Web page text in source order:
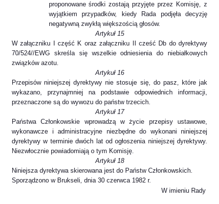
proponowane środki zostają przyjęte przez Komisję, z
wyjątkiem przypadków, kiedy Rada podjęła decyzję
negatywną zwykłą większością głosów.
Artykuł 15
W załączniku I część K oraz załączniku II cześć Db do dyrektywy
70/524//EWG skreśla się wszelkie odniesienia do niebiałkowych
związków azotu.
Artykuł 16
Przepisów niniejszej dyrektywy nie stosuje się, do pasz, które jak
wykazano, przynajmniej na podstawie odpowiednich informacji,
przeznaczone są do wywozu do państw trzecich.
Artykuł 17
Państwa Członkowskie wprowadzą w życie przepisy ustawowe,
wykonawcze i administracyjne niezbędne do wykonani niniejszej
dyrektywy w terminie dwóch lat od ogłoszenia niniejszej dyrektywy.
Niezwłocznie powiadomiają o tym Komisję.
Artykuł 18
Niniejsza dyrektywa skierowana jest do Państw Członkowskich.
Sporządzono w Brukseli, dnia 30 czerwca 1982 r.
W imieniu Rady